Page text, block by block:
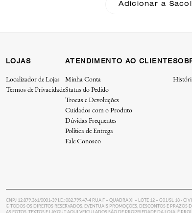
Adicionar a
LOJAS
Localizador de Lojas
Termos de Privacidade
ATENDIMENTO AO CLIENTE
Minha Conta
Status do Pedido
Trocas e Devoluções
Cuidados com o Produto
Dúvidas Frequentes
Política de Entrega
Fale Conosco
CNPJ 12.879.361/0001-39 I.E.: 082.799.47-4 RUA F – QUADRA XI – LOTE 12 – G01/SL 18 -
© TODOS OS DIREITOS RESERVADOS. EVENTUAIS PROMOÇÕES, DESCONTOS E
AS FOTOS, TEXTOS E LAYOUT AQUI VEICULADOS SÃO DE PROPRIEDADE DA LOJA. É